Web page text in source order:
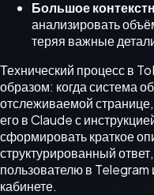
Большое
анализировать
теряя важные
Технический процесс в
образом: когда система
отслеживаемой
его в Claude с
сформировать краткое
структурированный
пользователю в
кабинете.